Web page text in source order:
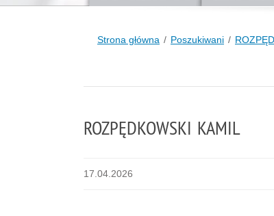
Strona główna Poszukiwani
ROZPĘDKOWSKI KAMIL
17.04.2026